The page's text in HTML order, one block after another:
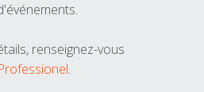
renseignez-vous
.